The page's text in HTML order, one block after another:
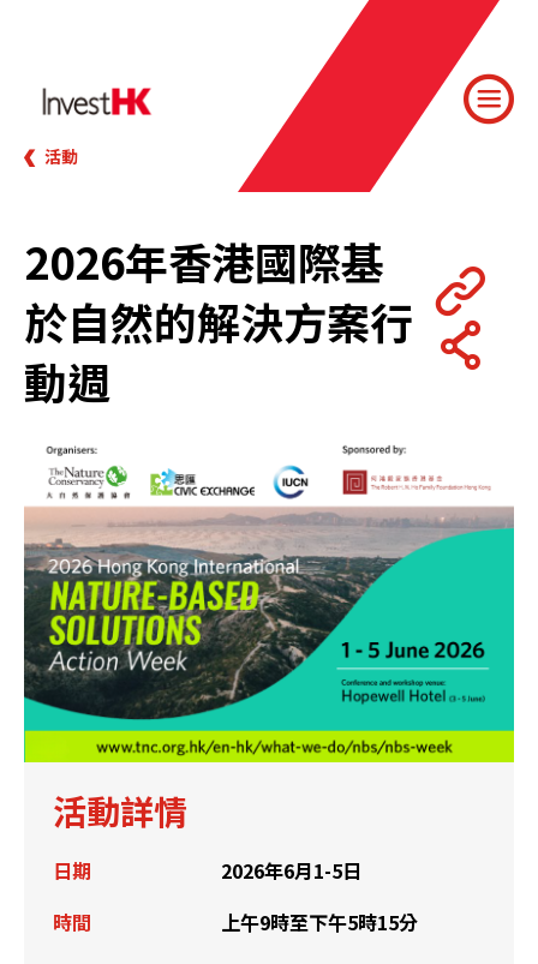
活動
2026年香港國際基
於自然的解決方案行
動週
活動詳情
日期
2026年6月1-5日
時間
上午9時至下午5時15分